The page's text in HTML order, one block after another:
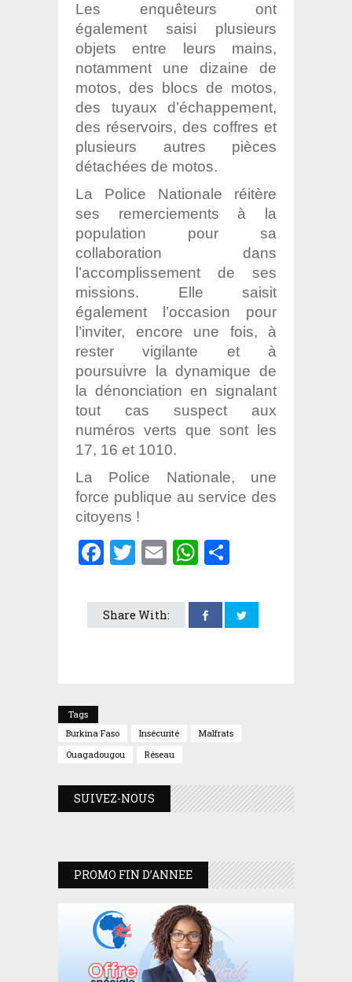
Les enquêteurs ont
également saisi plusieurs
objets entre leurs mains,
notamment une dizaine de
motos, des blocs de motos,
des tuyaux d’échappement,
des réservoirs, des coffres et
plusieurs autres pièces
détachées de motos.
La Police Nationale réitère
ses remerciements à la
population pour sa
collaboration dans
l’accomplissement de ses
missions. Elle saisit
également l’occasion pour
l’inviter, encore une fois, à
rester vigilante et à
poursuivre la dynamique de
la dénonciation en signalant
tout cas suspect aux
numéros verts que sont les
17, 16 et 1010.
La Police Nationale, une
force publique au service des
citoyens !
Facebook
Twitter
EmailWhatsApp
Share With:
Tags
Burkina Faso
Insécurité
Malfrats
Ouagadougou
Réseau
SUIVEZ-NOUS
PROMO FIN D’ANNEE